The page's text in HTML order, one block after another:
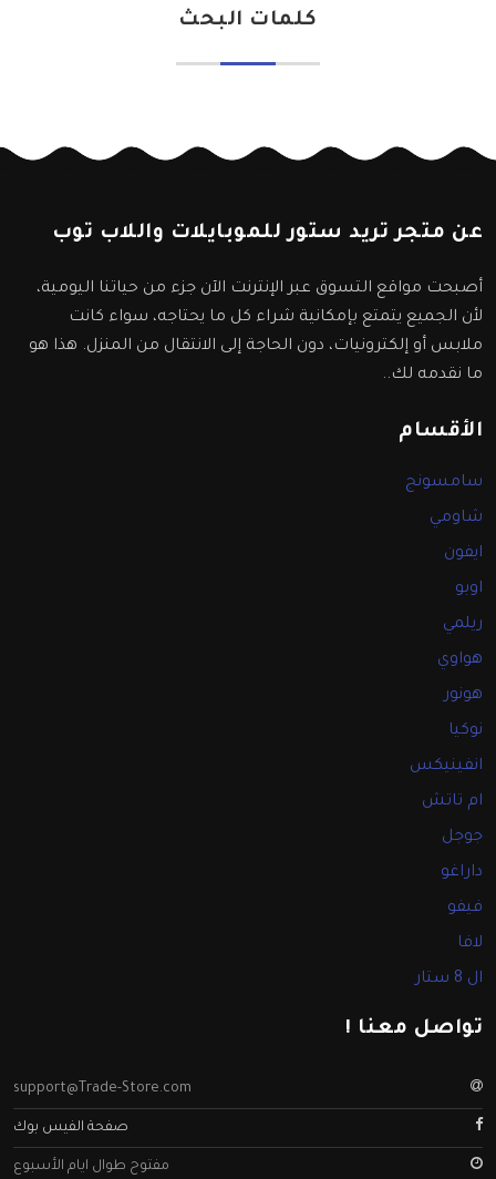
كلمات البحث
عن متجر تريد ستور للموبايلات واللاب توب
أصبحت مواقع التسوق عبر الإنترنت الآن جزء من حياتنا اليومية،
لأن الجميع يتمتع بإمكانية شراء كل ما يحتاجه، سواء كانت
ملابس أو إلكترونيات، دون الحاجة إلى الانتقال من المنزل. هذا هو
ما نقدمه لك..
الأقسام
سامسونج
شاومي
ايفون
اوبو
ريلمي
هواوي
هونور
نوكيا
انفينيكس
ام تاتش
جوجل
داراغو
فيفو
لافا
ال 8 ستار
تواصل معنا !
support@Trade-Store.com
صفحة الفيس بوك
مفتوح طوال ايام الأسبوع